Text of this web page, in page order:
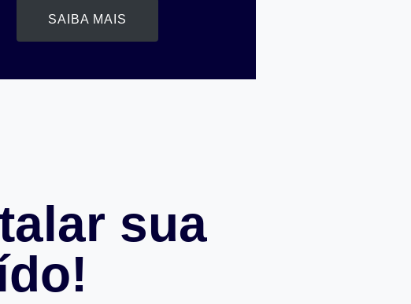
SAIBA MAIS
sua